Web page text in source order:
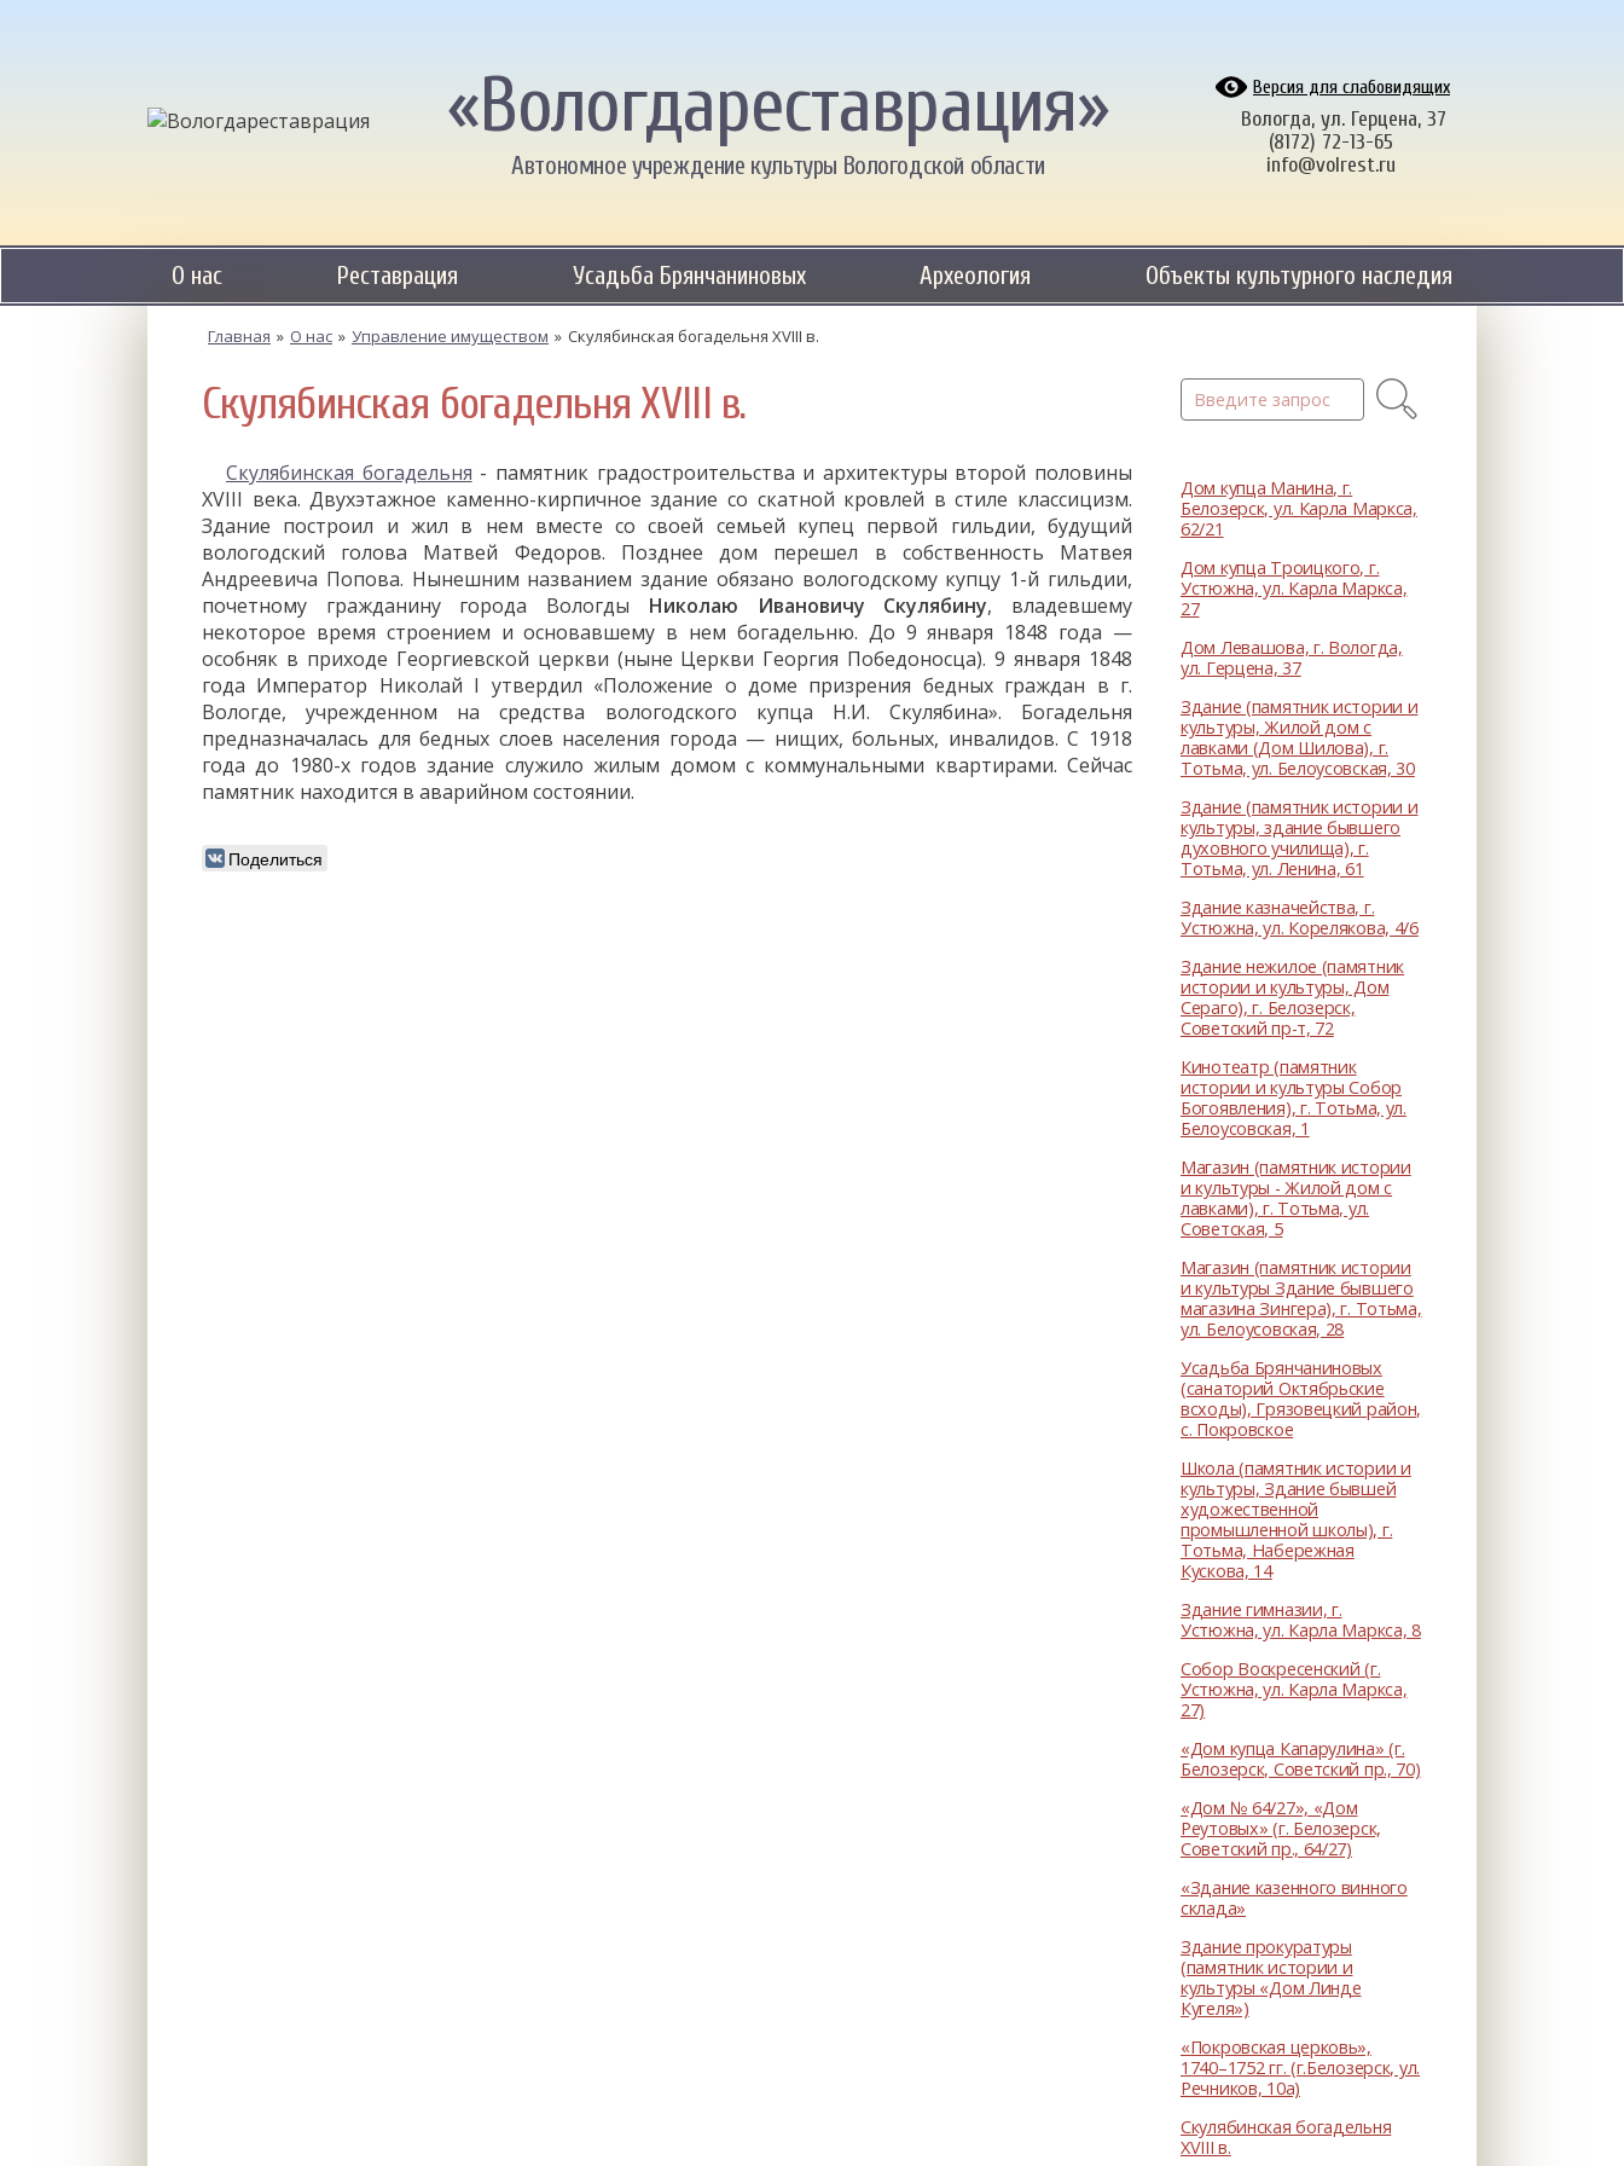
«Вологдареставрация»
Автономное учреждение культуры Вологодской области
Версия для слабовидящих
Вологда, ул. Герцена, 37
(8172) 72-13-65
info@volrest.ru
О нас Реставрация Усадьба Брянчаниновых Археология Объекты культурного наследия
Главная » О нас » Управление имуществом » Скулябинская богадельня XVIII в.
Дом купца Манина, г.
Белозерск, ул. Карла Маркса,
62/21
Дом купца Троицкого, г.
Устюжна, ул. Карла Маркса,
27
Дом Левашова, г. Вологда,
ул. Герцена, 37
Здание (памятник истории и
культуры, Жилой дом с
лавками (Дом Шилова), г.
Тотьма, ул. Белоусовская, 30
Здание (памятник истории и
культуры, здание бывшего
духовного училища), г.
Тотьма, ул. Ленина, 61
Здание казначейства, г.
Устюжна, ул. Корелякова, 4/6
Здание нежилое (памятник
истории и культуры, Дом
Сераго), г. Белозерск,
Советский пр-т, 72
Кинотеатр (памятник
истории и культуры Собор
Богоявления), г. Тотьма, ул.
Белоусовская, 1
Магазин (памятник истории
и культуры - Жилой дом с
лавками), г. Тотьма, ул.
Советская, 5
Магазин (памятник истории
и культуры Здание бывшего
магазина Зингера), г. Тотьма,
ул. Белоусовская, 28
Усадьба Брянчаниновых
(санаторий Октябрьские
всходы), Грязовецкий район,
с. Покровское
Школа (памятник истории и
культуры, Здание бывшей
художественной
промышленной школы), г.
Тотьма, Набережная
Кускова, 14
Здание гимназии, г.
Устюжна, ул. Карла Маркса, 8
Собор Воскресенский (г.
Устюжна, ул. Карла Маркса,
27)
«Дом купца Капарулина» (г.
Белозерск, Советский пр., 70)
«Дом № 64/27», «Дом
Реутовых» (г. Белозерск,
Советский пр., 64/27)
«Здание казенного винного
склада»
Здание прокуратуры
(памятник истории и
культуры «Дом Линде
Кугеля»)
«Покровская церковь»,
1740–1752 гг. (г.Белозерск, ул.
Речников, 10а)
Скулябинская богадельня
XVIII в.
Скулябинская богадельня XVIII в.
Скулябинская богадельня - памятник градостроительства и архитектуры второй половины
XVIII века. Двухэтажное каменно-кирпичное здание со скатной кровлей в стиле классицизм.
Здание построил и жил в нем вместе со своей семьей купец первой гильдии, будущий
вологодский голова Матвей Федоров. Позднее дом перешел в собственность Матвея
Андреевича Попова. Нынешним названием здание обязано вологодскому купцу 1-й гильдии,
почетному гражданину города Вологды Николаю Ивановичу Скулябину, владевшему
некоторое время строением и основавшему в нем богадельню. До 9 января 1848 года —
особняк в приходе Георгиевской церкви (ныне Церкви Георгия Победоносца). 9 января 1848
года Император Николай I утвердил «Положение о доме призрения бедных граждан в г.
Вологде, учрежденном на средства вологодского купца Н.И. Скулябина». Богадельня
предназначалась для бедных слоев населения города — нищих, больных, инвалидов. С 1918
года до 1980-х годов здание служило жилым домом с коммунальными квартирами. Сейчас
памятник находится в аварийном состоянии.
Поделиться